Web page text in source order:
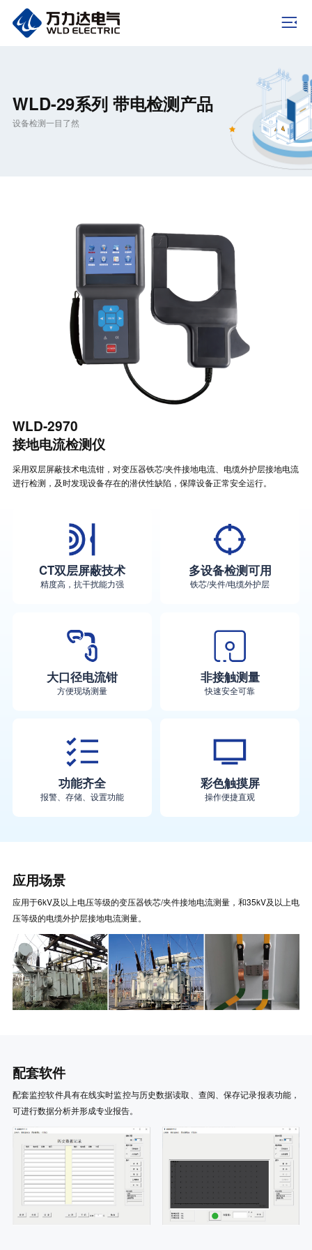
WLD-29系列 带电检测产品
设备检测一目了然
WLD-2970
接地电流检测仪
采用双层屏蔽技术电流钳，对变压器铁芯/夹件接地电流、电缆外护层接地电流
进行检测，及时发现设备存在的潜伏性缺陷，保障设备正常安全运行。
CT双层屏蔽技术
精度高，抗干扰能力强
多设备检测可用
铁芯/夹件/电缆外护层
大口径电流钳
方便现场测量
非接触测量
快速安全可靠
功能齐全
报警、存储、设置功能
彩色触摸屏
操作便捷直观
应用场景
应用于6kV及以上电压等级的变压器铁芯/夹件接地电流测量，和35kV及以上电
压等级的电缆外护层接地电流测量。
配套软件
配套监控软件具有在线实时监控与历史数据读取、查阅、保存记录报表功能，
可进行数据分析并形成专业报告。